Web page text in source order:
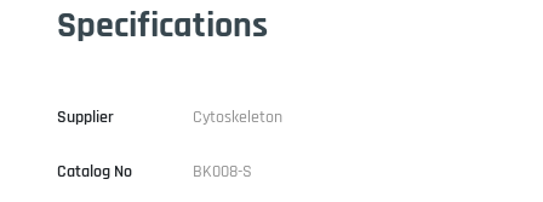
Specifications
Supplier Cytoskeleton
Catalog No BK008-S